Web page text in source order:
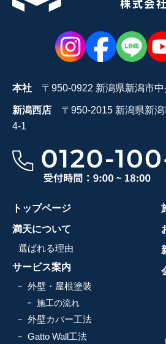
本社 〒950-0922 新潟県新潟市中
新潟西店 〒950-2015 新潟県新潟
4-1
トップページ
満天について
選ばれる理由
サービス案内
外壁・屋根塗装
施工の流れ
外壁カバー工法
Gatto Wall工法